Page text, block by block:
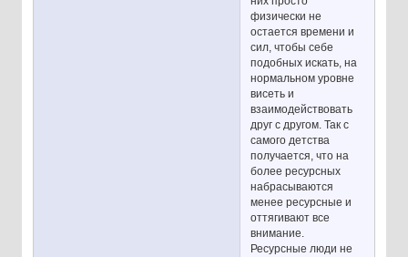
физически не
остается времени и
сил, чтобы себе
подобных искать, на
нормальном уровне
висеть и
взаимодействовать
друг с другом. Так с
самого детства
получается, что на
более ресурсных
набрасываются
менее ресурсные и
оттягивают все
внимание.
Ресурсные люди не